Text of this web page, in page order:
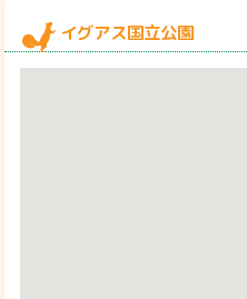
イグアス国立公園